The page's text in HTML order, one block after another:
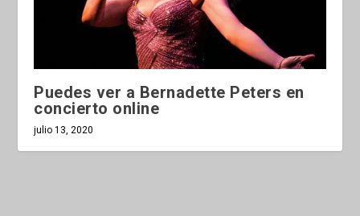
Puedes ver a Bernadette Peters en
concierto online
julio 13, 2020